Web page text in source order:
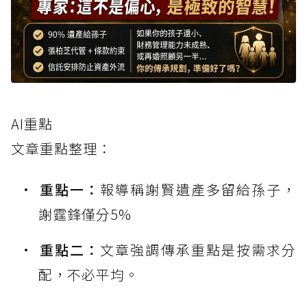
AI重點
文章重點整理：
重點一： 報導稱謝賢遺產多留給孫子，
謝霆鋒僅分5%
重點二： 文章強調傳承重點是按需求分
配，不必平均。